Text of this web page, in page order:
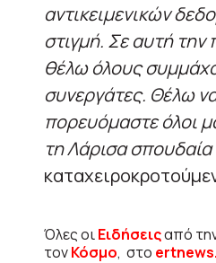
αντικειμενικών
στιγμή. Σε αυτή
θέλω όλους
συνεργάτες. Θέλω
πορευόμαστε όλοι
τη Λάρισα
Όλες οιΕιδήσειςαπό
τονΚόσμο, στο